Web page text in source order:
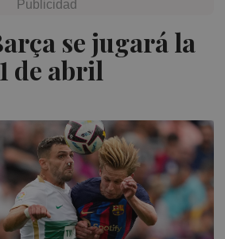
se jugará la
de abril